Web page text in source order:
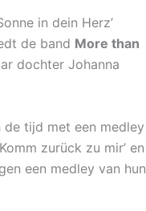
in dein Herz’
de band More than
dochter Johanna
tijd met een medley
zurück zu mir’ en
een medley van hun